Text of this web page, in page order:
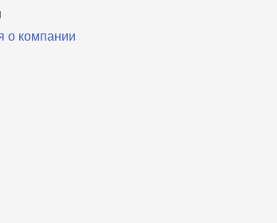
о компании